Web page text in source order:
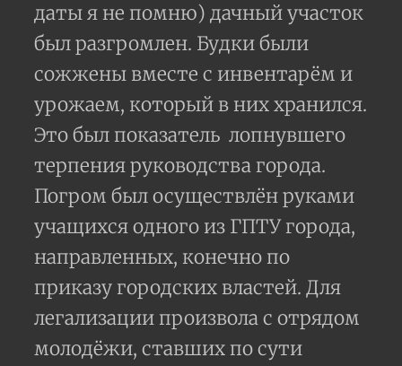
даты я не помню) дачный участок
был разгромлен. Будки были
сожжены вместе с инвентарём и
урожаем, который в них хранился.
Это был показатель лопнувшего
терпения руководства города.
Погром был осуществлён руками
учащихся одного из ГПТУ города,
направленных, конечно по
приказу городских властей. Для
легализации произвола с отрядом
молодёжи, ставших по сути